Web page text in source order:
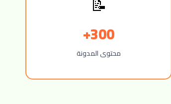
📝
300+
محتوى المدونة